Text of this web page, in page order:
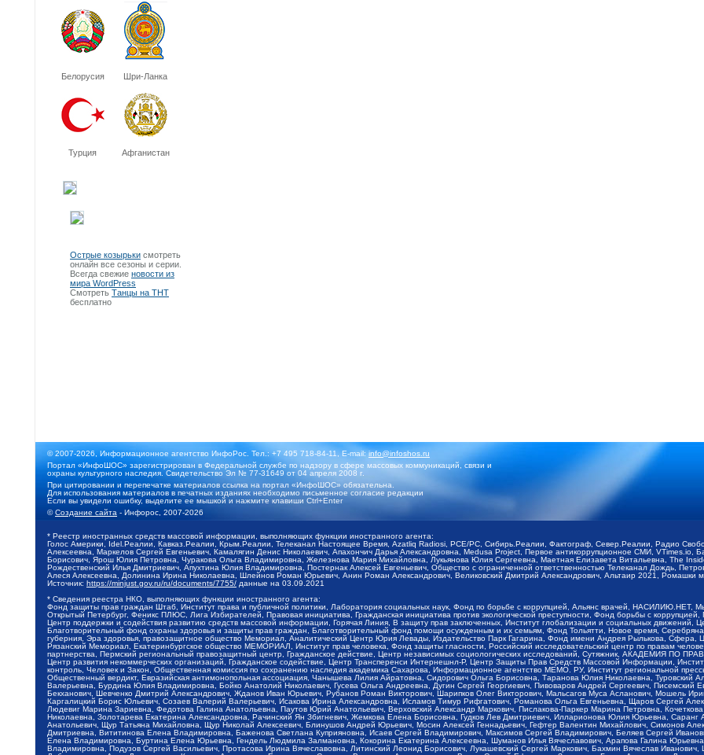
Белорусия Шри-Ланка
Турция Афганистан
Острые козырьки смотреть
онлайн все сезоны и серии.
Всегда свежие новости из
мира WordPress
Смотреть Танцы на ТНТ
бесплатно
© 2007-2026, Информационное агентство ИнфоРос. Тел.: +7 495 718-84-11, E-mail:info@infoshos.ru
Портал «ИнфоШОС» зарегистрирован в Федеральной службе по надзору в сфере массовых коммуникаций, связи и
охраны культурного наследия. Свидетельство Эл № 77-31649 от 04 апреля 2008 г.
При цитировании и перепечатке материалов ссылка на портал «ИнфоШОС» обязательна.
Для использования материалов в печатных изданиях необходимо письменное согласие редакции
Если вы увидели ошибку, выделите ее мышкой и нажмите клавиши Ctrl+Enter
©Создание сайта - Инфорос, 2007-2026
* Реестр иностранных средств массовой информации, выполняющих функции иностранного агента:
Голос Америки, Idel.Реалии, Кавказ.Реалии, Крым.Реалии, Телеканал Настоящее Время, Azatliq Radiosi, PCE/PC, Сибирь.Реалии, Фактограф, Север.Реалии, Радио
Алексеевна, Маркелов Сергей Евгеньевич, Камалягин Денис Николаевич, Апахончич Дарья Александровна, Medusa Project, Первое антикоррупционное СМИ,
Борисович, Ярош Юлия Петровна, Чуракова Ольга Владимировна, Железнова Мария Михайловна, Лукьянова Юлия Сергеевна, Маетная Елизавета Витальевна, The
Рождественский Илья Дмитриевич, Апухтина Юлия Владимировна, Постернак Алексей Евгеньевич, Общество с ограниченной ответственностью Телеканал Дождь,
Алеся Алексеевна, Долинина Ирина Николаевна, Шлейнов Роман Юрьевич, Анин Роман Александрович, Великовский Дмитрий Александрович, Альтаир 2021, Ромашки
Источник: https://minjust.gov.ru/ru/documents/7755/ данные на 03.09.2021
* Сведения реестра НКО, выполняющих функции иностранного агента:
Фонд защиты прав граждан Штаб, Институт права и публичной политики, Лаборатория социальных наук, Фонд по борьбе с коррупцией, Альянс врачей,
Открытый Петербург, Феникс ПЛЮС, Лига Избирателей, Правовая инициатива, Гражданская инициатива против экологической преступности, Фонд борьбы с
Центр поддержки и содействия развитию средств массовой информации, Горячая Линия, В защиту прав заключенных, Институт глобализации и социальных
Благотворительный фонд охраны здоровья и защиты прав граждан, Благотворительный фонд помощи осужденным и их семьям, Фонд Тольятти, Новое время,
губерния, Эра здоровья, правозащитное общество Мемориал, Аналитический Центр Юрия Левады, Издательство Парк Гагарина, Фонд имени Андрея Рылькова,
Рязанский Мемориал, Екатеринбургское общество МЕМОРИАЛ, Институт прав человека, Фонд защиты гласности, Российский исследовательский центр по правам
партнерства, Пермский региональный правозащитный центр, Гражданское действие, Центр независимых социологических исследований, Сутяжник, АКАДЕМИЯ ПО
Центр развития некоммерческих организаций, Гражданское содействие, Центр Трансперенси Интернешнл-Р, Центр Защиты Прав Средств Массовой Информации,
контроль, Человек и Закон, Общественная комиссия по сохранению наследия академика Сахарова, Информационное агентство МЕМО. РУ, Институт региональной
Общественный вердикт, Евразийская антимонопольная ассоциация, Чанышева Лилия Айратовна, Сидорович Ольга Борисовна, Таранова Юлия Николаевна, Туровский
Валерьевна, Бурдина Юлия Владимировна, Бойко Анатолий Николаевич, Гусева Ольга Андреевна, Дугин Сергей Георгиевич, Пивоваров Андрей Сергеевич, Писемский
Бекханович, Шевченко Дмитрий Александрович, Жданов Иван Юрьевич, Рубанов Роман Викторович, Шарипков Олег Викторович, Мальсагов Муса Асланович, Мошель
Каргалицкий Борис Юльевич, Созаев Валерий Валерьевич, Исакова Ирина Александровна, Исламов Тимур Рифгатович, Романова Ольга Евгеньевна, Щаров Сергей
Людевиг Марина Зариевна, Федотова Галина Анатольевна, Паутов Юрий Анатольевич, Верховский Александр Маркович, Пислакова-Паркер Марина Петровна,
Николаевна, Золотарева Екатерина Александровна, Рачинский Ян Збигневич, Жемкова Елена Борисовна, Гудков Лев Дмитриевич, Илларионова Юлия Юрьевна,
Анатольевич, Щур Татьяна Михайловна, Щур Николай Алексеевич, Блинушов Андрей Юрьевич, Мосин Алексей Геннадьевич, Гефтер Валентин Михайлович, Симонов
Дмитриевна, Вититинова Елена Владимировна, Баженова Светлана Куприяновна, Исаев Сергей Владимирович, Максимов Сергей Владимирович, Беляев Сергей
Елена Владимировна, Буртина Елена Юрьевна, Гендель Людмила Залмановна, Кокорина Екатерина Алексеевна, Шуманов Илья Вячеславович, Арапова Галина
Владимировна, Подузов Сергей Васильевич, Протасова Ирина Вячеславовна, Литинский Леонид Борисович, Лукашевский Сергей Маркович, Бахмин Вячеслав